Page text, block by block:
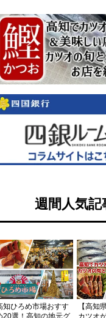
週間人気記
知ひろめ市場おすす
20選！高知の地元グ
【高知
カツオ